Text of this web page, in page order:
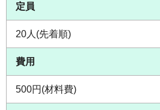
定員
20人(先着順)
費用
500円(材料費)